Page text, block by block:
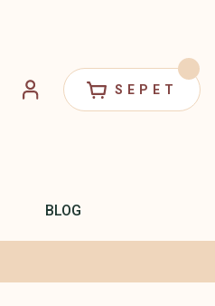
SEPET
BLOG